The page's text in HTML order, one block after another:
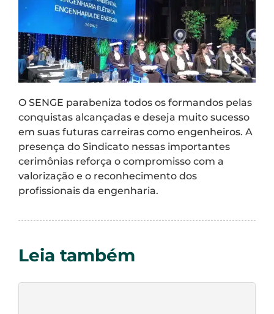
O SENGE parabeniza todos os formandos pelas
conquistas alcançadas e deseja muito sucesso
em suas futuras carreiras como engenheiros. A
presença do Sindicato nessas importantes
cerimônias reforça o compromisso com a
valorização e o reconhecimento dos
profissionais da engenharia.
Leia também